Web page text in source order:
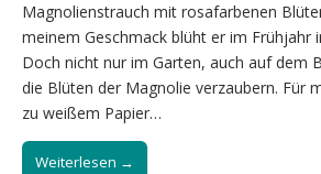
Magnolienstrauch mit rosafarbenen
meinem Geschmack blüht er im Frühjahr
Doch nicht nur im Garten, auch auf dem
die Blüten der Magnolie verzaubern. Für
zu weißem Papier…
Weiterlesen →